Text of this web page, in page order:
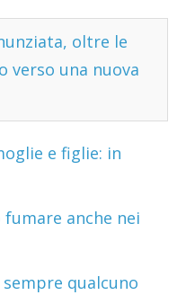
oltre le
verso una nuova
e figlie: in
anche nei
sempre qualcuno